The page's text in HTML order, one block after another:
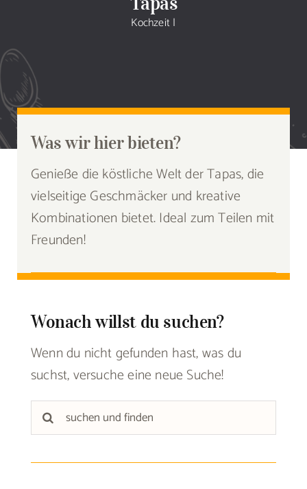
Shop
Blog
Portfolio
Galerie
Kochzeit|
Was wir hier bieten?
Genieße die köstliche Welt der Tapas, die
vielseitige Geschmäcker und kreative
Kombinationen bietet. Ideal zum Teilen mit
Freunden!
Wonach willst du suchen?
Wenn du nicht gefunden hast, was du
suchst, versuche eine neue Suche!
Suche
nach: